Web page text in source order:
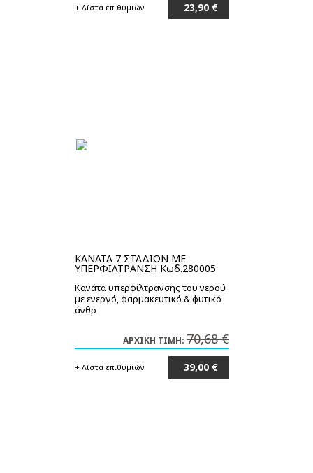
+ Λίστα επιθυμιών 23,90 €
ΚΑΝΑΤΑ 7 ΣΤΑΔΙΩΝ ΜΕ
ΥΠΕΡΦΙΛΤΡΑΝΣΗ Κωδ.280005
Κανάτα υπερφίλτρανσης του νερού
με ενεργό, φαρμακευτικό & φυτικό
άνθρ
ΑΡΧΙΚΗ ΤΙΜΗ: 70,68 €
+ Λίστα επιθυμιών 39,00 €